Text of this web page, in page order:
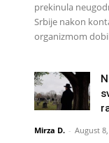
prekinula
Srbije nakon
organizmom
Mirza D. - August